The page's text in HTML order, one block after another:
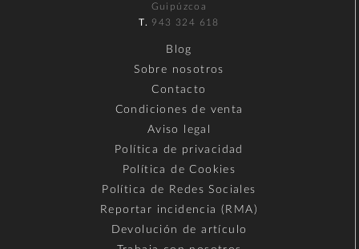
Guipúzcoa
T. 943 324 618
Blog
Sobre nosotros
Contacto
Condiciones de venta
Aviso legal
Política de privacidad
Política de Cookies
Política de Redes Sociales
Reportar incidencia (RMA)
Devolución de artículo